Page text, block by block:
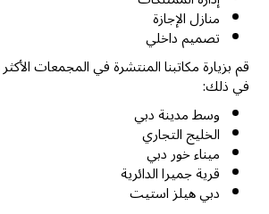
منازل الإجازة
تصميم داخلي
قم بزيارة مكاتبنا المنتشرة في المجمعات
في ذلك:
وسط مدينة دبي
الخليج التجاري
ميناء خور دبي
قرية جميرا الدائرية
دبي هيلز استيت